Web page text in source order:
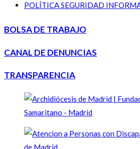
POLÍTICA SEGURIDAD
BOLSA DE TRABAJO
CANAL DE DENUNCIAS
TRANSPARENCIA